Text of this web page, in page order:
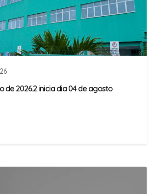
de 2026.2 inicia dia 04 de agosto